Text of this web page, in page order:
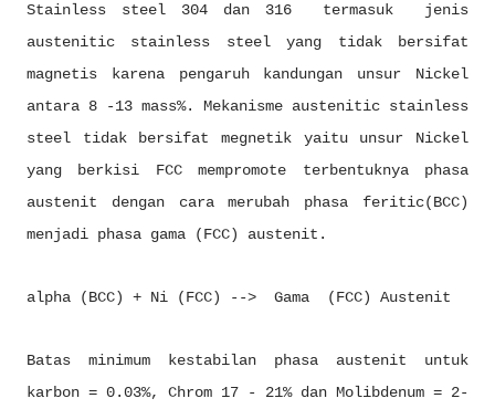
Stainless steel 304 dan 316 termasuk jenis
austenitic stainless steel yang tidak bersifat
magnetis karena pengaruh kandungan unsur Nickel
antara 8 -13 mass%. Mekanisme austenitic stainless
steel tidak bersifat megnetik yaitu unsur Nickel
yang berkisi FCC mempromote terbentuknya phasa
austenit dengan cara merubah phasa feritic(BCC)
menjadi phasa gama (FCC) austenit.
alpha (BCC) + Ni (FCC) --> Gama (FCC) Austenit
Batas minimum kestabilan phasa austenit untuk
karbon = 0.03%, Chrom 17 - 21% dan Molibdenum = 2-